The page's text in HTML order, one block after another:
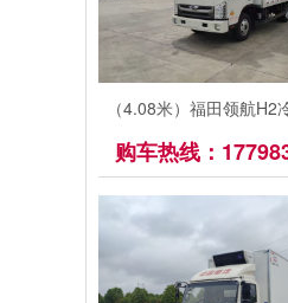
（4.08米）福田领航H2
购车热线：